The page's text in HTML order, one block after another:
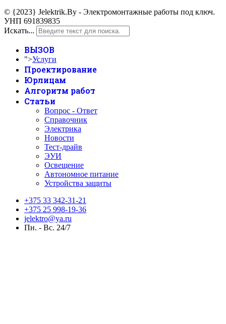
© {2023} Jelektrik.By - Электромонтажные работы под ключ.
УНП 691839835
Искать...
ВЫЗОВ
">Услуги
Проектирование
Юрлицам
Алгоритм работ
Статьи
Вопрос - Ответ
Справочник
Электрика
Новости
Тест-драйв
ЭУИ
Освещение
Автономное питание
Устройства защиты
+375 33 342-31-21
+375 25 998-19-36
jelektro@ya.ru
Пн. - Вс. 24/7